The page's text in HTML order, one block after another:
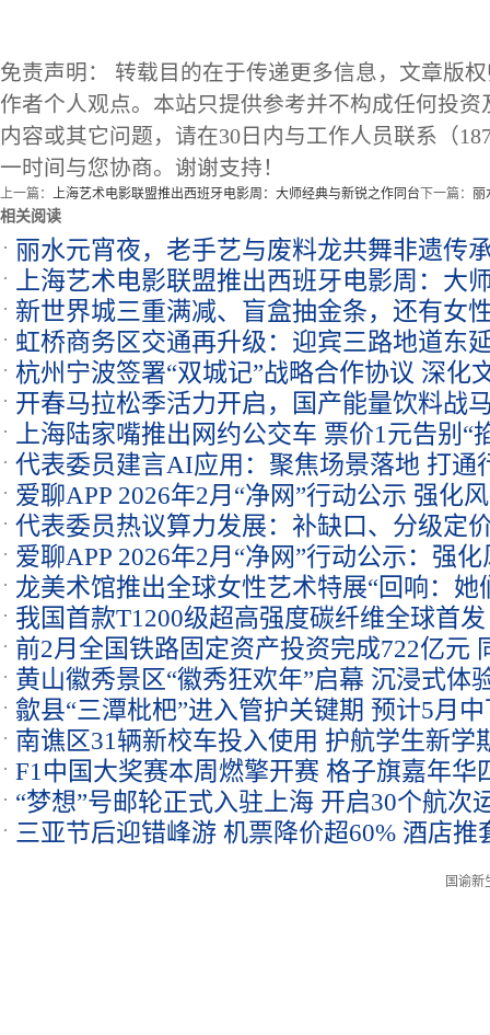
免责声明： 转载目的在于传递更多信息，文章版
作者个人观点。本站只提供参考并不构成任何投
内容或其它问题，请在30日内与工作人员联系（
一时间与您协商。谢谢支持！
上一篇： 上海艺术电影联盟推出西班牙电影周：大师经典与新锐之作同台 下一篇： 丽
相关阅读
丽水元宵夜，老手艺与废料龙共舞非遗传
上海艺术电影联盟推出西班牙电影周：大
新世界城三重满减、盲盒抽金条，还有女
虹桥商务区交通再升级：迎宾三路地道东
环路
杭州宁波签署“双城记”战略合作协议 深化
开春马拉松季活力开启，国产能量饮料战
度上海陆家嘴推出网约公交车 票价1元告别“
代表委员建言AI应用：聚焦场景落地 打通
爱聊APP 2026年2月“净网”行动公示 强化
代表委员热议算力发展：补缺口、分级定
爱聊APP 2026年2月“净网”行动公示：强
龙美术馆推出全球女性艺术特展“回响：她
我国首款T1200级超高强度碳纤维全球首
前2月全国铁路固定资产投资完成722亿元
黄山徽秀景区“徽秀狂欢年”启幕 沉浸式体
歙县“三潭枇杷”进入管护关键期 预计5月
南谯区31辆新校车投入使用 护航学生新学
F1中国大奖赛本周燃擎开赛 格子旗嘉年华
“梦想”号邮轮正式入驻上海 开启30个航次
三亚节后迎错峰游 机票降价超60% 酒店推
国谕新